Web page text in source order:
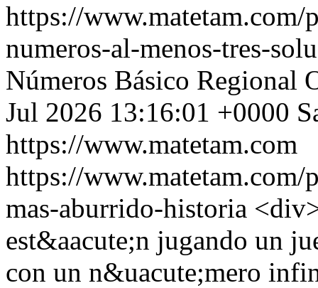
https://www.matetam.com/
numeros-al-menos-tres-
Números Básico Regional
Jul 2026 13:16:01 +0000
https://www.matetam.com
https://
mas-aburrido-historia
est&aacute;n jugando un
con un n&uacute;mero